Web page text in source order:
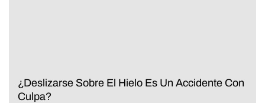
¿Deslizarse Sobre El Hielo Es Un Accidente Con
Culpa?